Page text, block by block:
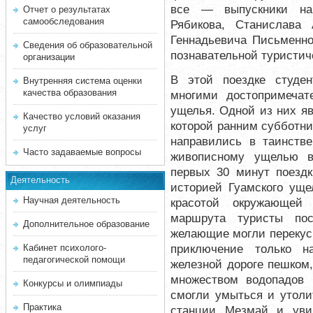
Отчет о результатах
самообследования
Сведения об образовательной
организации
Внутренняя система оценки
качества образования
Качество условий оказания
услуг
Часто задаваемые вопросы
Деятельность
Научная деятельность
Дополнительное образование
Кабинет психолого-
педагогической помощи
Конкурсы и олимпиады
Практика
все — выпускники
Рябикова,
Геннадьевича
познавательной
В этой поездке
многими
ущелья. Одной из них
которой ранним
направились в
живописному ущелью
первых 30 минут
историей Гуамского
красотой
маршрута туристы
желающие могли
приключение только
железной дороге
множеством
смогли умыться и
станции Мезмай и